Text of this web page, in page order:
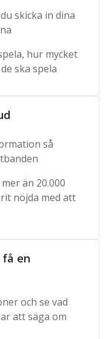
skicka in dina
hur mycket
ska spela
så
än 20.000
nöjda med att
få en
och se vad
att säga om